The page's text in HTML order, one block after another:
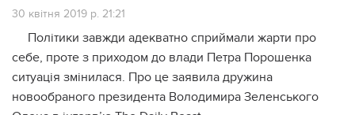
30 квітня 2019 р. 21:21
Політики завжди адекватно сприймали жарти про
себе, проте з приходом до влади Петра Порошенка
ситуація змінилася. Про це заявила дружина
новообраного президента Володимира Зеленського